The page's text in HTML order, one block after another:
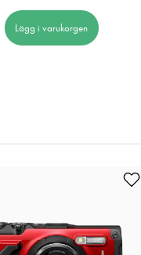
Lägg i varukorgen